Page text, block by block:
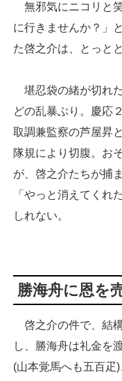
無邪気にニコリと
に行きませんか？」
た啓之介は、とっと
堪忍袋の緒が切れ
どの乱暴ぶり。慶応
取調兼監察の芦屋昇
隊規により切腹。お
が、啓之介たちが捕
「やっと消えてくれ
しれない。
勝海舟に恩を
啓之介の件で、結
し、勝海舟は礼金を
(山本覚馬へも五百疋